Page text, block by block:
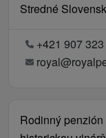
Stredné
+421 907
Rodinný